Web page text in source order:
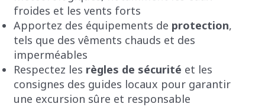
froides et les vents forts
Apportez des équipements de protection,
tels que des vêments chauds et des
imperméables
Respectez les règles de sécurité et les
consignes des guides locaux pour garantir
une excursion sûre et responsable